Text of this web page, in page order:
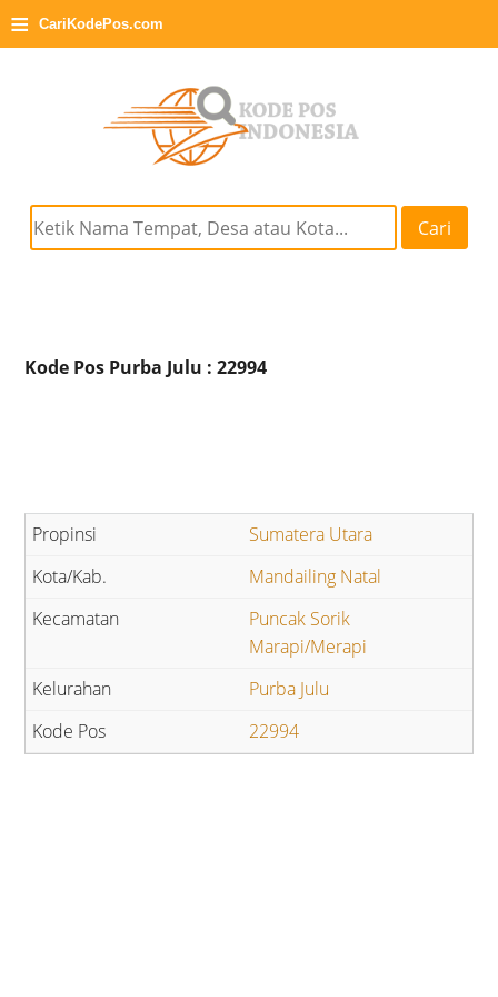
≡ CariKodePos.com
Cari
Kode Pos Purba Julu : 22994
Sumatera Utara
Mandailing Natal
Puncak Sorik
Marapi/Merapi
Purba Julu
22994